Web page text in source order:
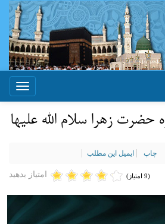
Toggle
زهرا سلام الله علیها
چاپ ایمیل این مطلب
امتیاز بدهید (9 امتیاز)